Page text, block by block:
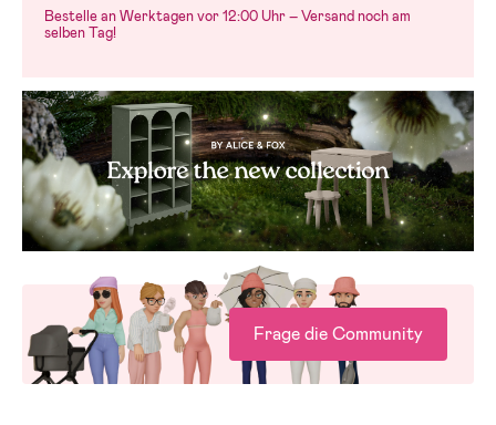
Bestelle an Werktagen vor 12:00 Uhr – Versand noch am
selben Tag!
Frage die Community